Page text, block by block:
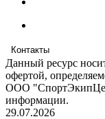
Контакты
Данный ресурс
офертой,
ООО
информации.
29.07.2026